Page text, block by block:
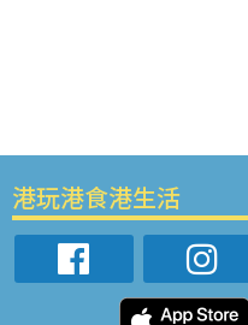
港玩港食港生活